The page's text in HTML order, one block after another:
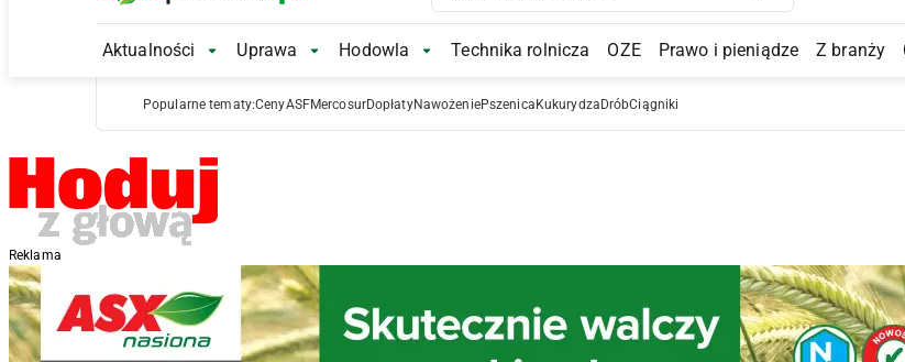
Main Navigation
Aktualności Aktualności Submenu
Uprawa Uprawa Submenu
Hodowla Hodowla Submenu
Technika rolnicza OZE Prawo i pieniądze Z branży
Popularne tematy:CenyASFMercosurDopłatyNawożeniePszenica Kukurydza DróbCiągniki
Reklama